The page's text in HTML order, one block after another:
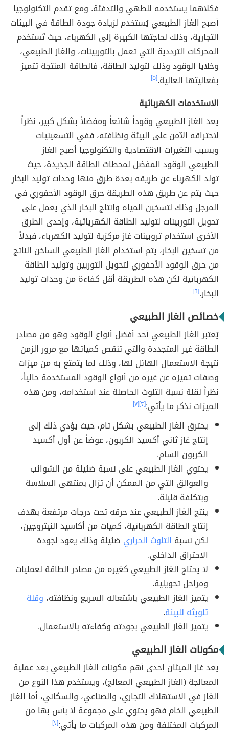
فكلاهما يستخدمه للطهي والتدفئة. ومع تقدم التكنولوجيا
أصبح الغاز الطبيعي يُستخدم لزيادة جودة الطاقة في البيئات
التجارية، وذلك لحاجتها الكبيرة إلى الكهرباء، حيث تُستخدم
المحركات الترددية التي تعمل بالتوربينات، والغاز الطبيعي،
وخلايا الوقود وذلك لتوليد الطاقة، فالطاقة المنتجة تتميز
بفعاليتها العالية.[٥]
الاستخدمات الكهربائية
يعد الغاز الطبيعي وقوداً شائعاً ومفضلاً بشكل كبير، نظراً
لاحتراقه الآمن على البيئة ونظافته، ففي التسعينيات
وبسبب التغيرات الاقتصادية والتكنولوجيا أصبح الغاز
الطبيعي الوقود المفضل لمحطات الطاقة الجديدة، حيث
تولد الكهرباء عن طريقه بعدة طرق منها وحدات توليد البخار
حيث يتم عن طريق هذه الطريقة حرق الوقود الأحفوري في
المرجل وذلك لتسخين المياه وإنتاج البخار الذي يعمل على
تحويل التوربينات لتوليد الطاقة الكهريائية، وإحدى الطرق
الأخرى استخدام تروبينات غاز مركزية لتوليد الكهرباء، فبدلاً
من تسخين البخار، يتم استخدام الغاز الطبيعي الساخن الناتج
من حرق الوقود الأحفوري لتحويل التوربين وتوليد الطاقة
الكهربائية لكن هذه الطريقة أقل كفاءة من وحدات توليد
البخار.[٦]
خصائص الغاز الطبيعي
يُعتبر الغاز الطبيعي أحد أفضل أنواع الوقود وهو من مصادر
الطاقة غير المتجددة والتي تنقص كمياتها مع مرور الزمن
نتيجة الاستعمال الهائل لها، وذلك لما يتمتع به من ميزات
وصفات تميزه عن غيره من أنواع الوقود المستخدمة حالياً،
نظراً لقلة نسبة التلوث الحاصلة عند استخدامه، ومن هذه
الميزات نذكر ما يأتي:[٣] [٧]
يحترق الغاز الطبيعي بشكل تام، حيث يؤدي ذلك إلى
إنتاج غاز ثاني أكسيد الكربون، عوضاً عن أول أكسيد
الكربون السام.
يحتوي الغاز الطبيعي على نسبة ضئيلة من الشوائب
والعوالق التي من الممكن أن تزال بمنتهى السلاسة
وبتكلفة قليلة.
ينتج الغاز الطبيعي عند حرقه تحت درجات مرتفعة بهدف
إنتاج الطاقة الكهربائية، كميات من أكاسيد النيتروجين،
لكن نسبة التلوث الحراري ضئيلة وذلك يعود لجودة
الاحتراق الداخلي.
لا يحتاج الغاز الطبيعي كغيره من مصادر الطاقة لعمليات
ومراحل تحويلية.
يتميز الغاز الطبيعي باشتعاله السريع ونظافته، وقلة
تلويثه للبيئة.
يتميز الغاز الطبيعي بجودته وكفاءته بالاستعمال.
مكونات الغاز الطبيعي
يعد غاز الميثان إحدى أهم مكونات الغاز الطبيعي بعد عملية
المعالجة (الغاز الطبيعي المعالج)، ويستخدم هذا النوع من
الغاز في الاستهلاك التجاري، والصناعي، والسكاني، أما الغاز
الطبيعي الخام فهو يحتوي على مجموعة لا بأس بها من
المركبات المختلفة ومن هذه المركبات ما يأتي:[٢]